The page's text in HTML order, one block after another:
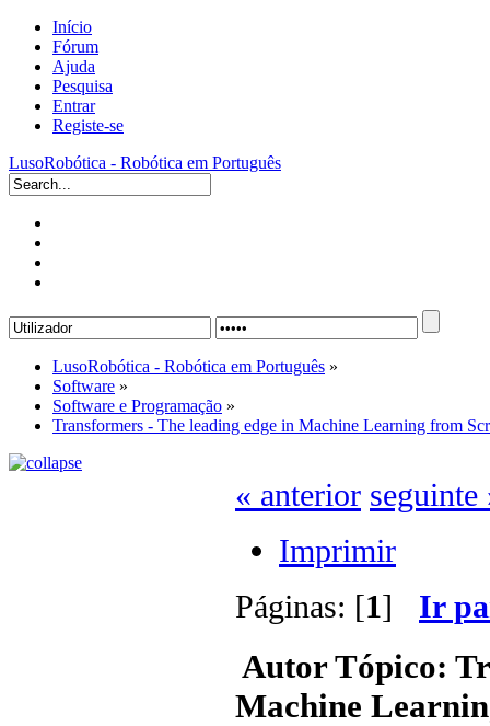
Início
Fórum
Ajuda
Pesquisa
Entrar
Registe-se
LusoRobótica - Robótica em Português
LusoRobótica - Robótica em Português »
Software »
Software e Programação »
Transformers - The leading edge in Machine Learning from
« anterior seguinte
Imprimir
Páginas: [1] Ir
AutorTópico:
Machine